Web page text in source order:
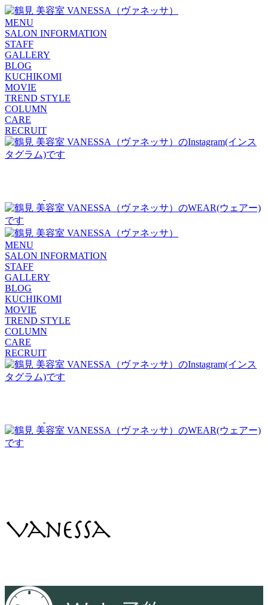
MENU
SALON INFORMATION
STAFF
GALLERY
BLOG
KUCHIKOMI
MOVIE
TREND STYLE
COLUMN
CARE
RECRUIT
MENU
SALON INFORMATION
STAFF
GALLERY
BLOG
KUCHIKOMI
MOVIE
TREND STYLE
COLUMN
CARE
RECRUIT